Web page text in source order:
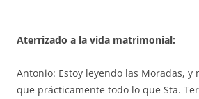
Aterrizado a la vida matrimonial:
Antonio: Estoy leyendo las Moradas, y
que prácticamente todo lo que Sta.